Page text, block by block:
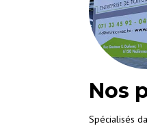
Nos
Spécialisés